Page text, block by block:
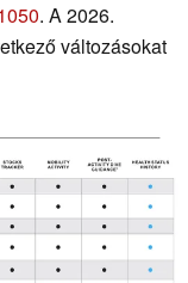
. A 2026.
változásokat